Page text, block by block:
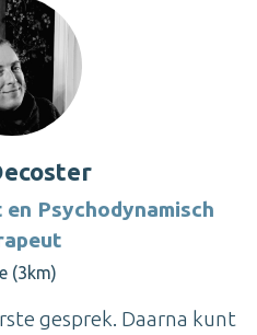
Psychodynamisch
(3km)
gesprek. Daarna kunt